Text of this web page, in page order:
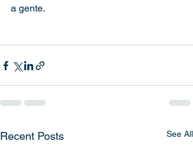
a gente.
Recent Posts See All